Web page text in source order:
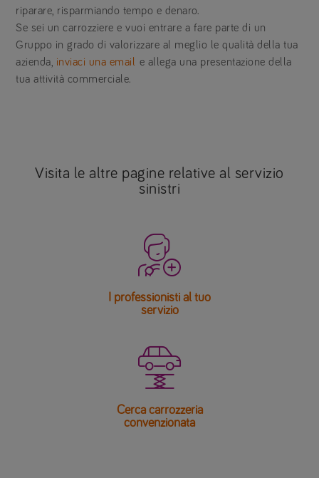
riparare, risparmiando tempo e denaro.
Se sei un carrozziere e vuoi entrare a fare parte di un
Gruppo in grado di valorizzare al meglio le qualità della tua
azienda, inviaci una email
e allega una presentazione della
tua attività commerciale.
Visita le altre pagine relative al servizio
sinistri

I professionisti al tuo
servizio

Cerca carrozzeria
convenzionata